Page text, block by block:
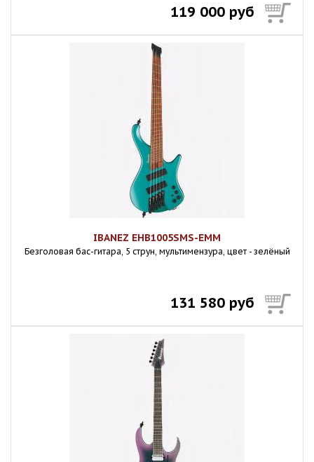
119 000 руб
IBANEZ EHB1005SMS-EMM
Безголовая бас-гитара, 5 струн, мультимензура, цвет - зелёный
131 580 руб